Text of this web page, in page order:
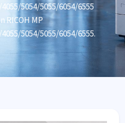
5054/5055/6054/6555
RICOH MP
5054/5055/6054/6555.